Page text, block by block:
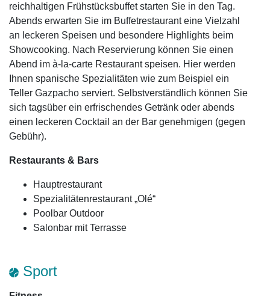
reichhaltigen Frühstücksbuffet starten Sie in den Tag.
Abends erwarten Sie im Buffetrestaurant eine Vielzahl
an leckeren Speisen und besondere Highlights beim
Showcooking. Nach Reservierung können Sie einen
Abend im à-la-carte Restaurant speisen. Hier werden
Ihnen spanische Spezialitäten wie zum Beispiel ein
Teller Gazpacho serviert. Selbstverständlich können Sie
sich tagsüber ein erfrischendes Getränk oder abends
einen leckeren Cocktail an der Bar genehmigen (gegen
Gebühr).
Restaurants & Bars
Hauptrestaurant
Spezialitätenrestaurant „Olé“
Poolbar Outdoor
Salonbar mit Terrasse
Sport